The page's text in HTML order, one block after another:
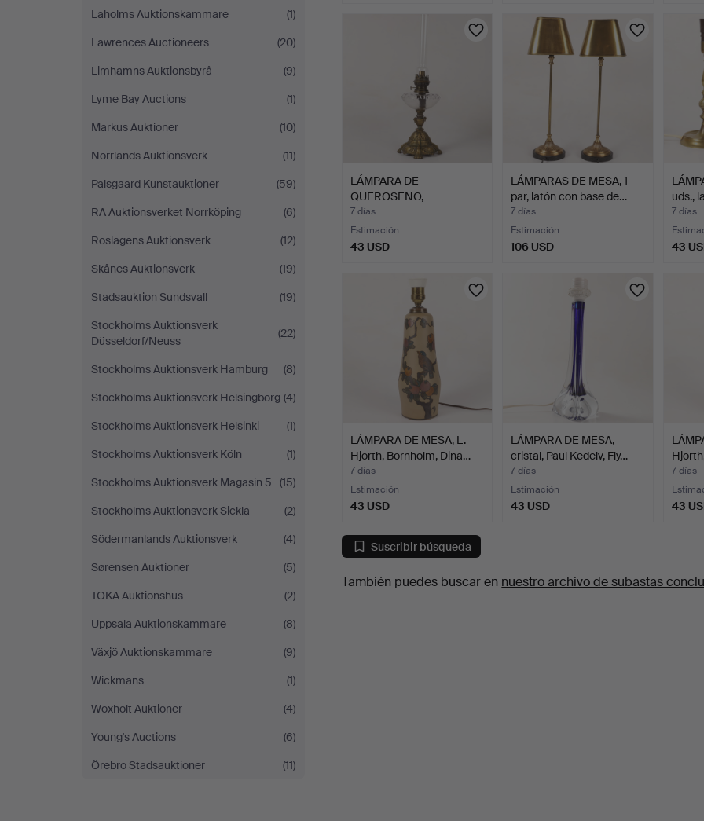
Laholms Auktionskammare
(1)
Lawrences Auctioneers
(20)
Limhamns Auktionsbyrå
(9)
Lyme Bay Auctions
(1)
Markus Auktioner
(10)
Norrlands Auktionsverk
(11)
Palsgaard Kunstauktioner
(59)
RA Auktionsverket Norrköping
(6)
Roslagens Auktionsverk
(12)
Skånes Auktionsverk
(19)
Stadsauktion Sundsvall
(19)
Stockholms Auktionsverk
Düsseldorf/Neuss
(22)
Stockholms Auktionsverk Hamburg
(8)
Stockholms Auktionsverk Helsingborg (4)
Stockholms Auktionsverk Helsinki
(1)
Stockholms Auktionsverk Köln
(1)
Stockholms Auktionsverk Magasin 5
(15)
Stockholms Auktionsverk Sickla
(2)
Södermanlands Auktionsverk
(4)
Sørensen Auktioner
(5)
TOKA Auktionshus
(2)
Uppsala Auktionskammare
(8)
Växjö Auktionskammare
(9)
Wickmans
(1)
Woxholt Auktioner
(4)
Young's Auctions
(6)
Örebro Stadsauktioner
(11)
LÁMPARA DE
QUEROSENO,
metal/vidrio, siglo …
7 días
Estimación
43 USD
LÁMPARAS DE MESA, 1
par, latón con base de…
7 días
Estimación
106 USD
uds.,
7 días
43
LÁMPARA DE MESA, L.
Hjorth, Bornholm, Dina…
7 días
Estimación
43 USD
LÁMPARA DE MESA,
cristal, Paul Kedelv, Fly…
7 días
Estimación
43 USD
7 días
43
Suscribir búsqueda
También puedes buscar en nuestro archivo de subastas